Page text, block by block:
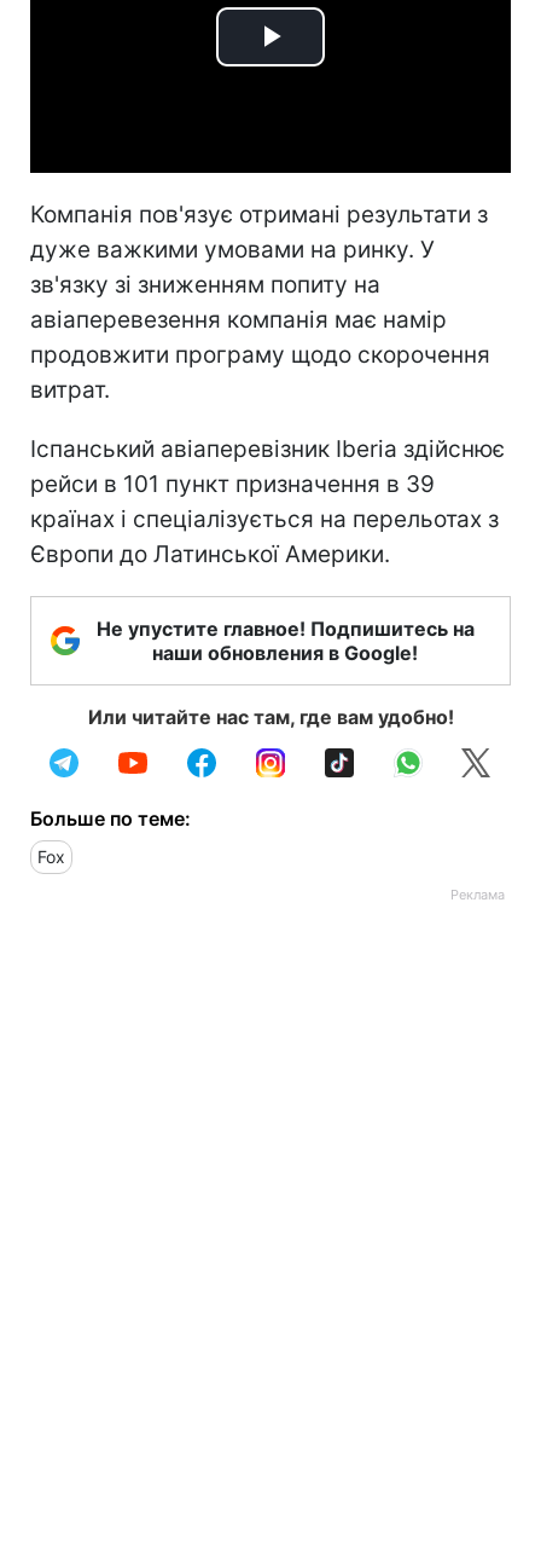
Play
Компанія пов'язує отримані результати з
дуже важкими умовами на ринку. У
зв'язку зі зниженням попиту на
авіаперевезення компанія має намір
продовжити програму щодо скорочення
витрат.
Іспанський авіаперевізник Iberia здійснює
рейси в 101 пункт призначення в 39
країнах і спеціалізується на перельотах з
Європи до Латинської Америки.
Не упустите главное! Подпишитесь на
наши обновления в Google!
Или читайте нас там, где вам удобно!
Больше по теме:
Fox